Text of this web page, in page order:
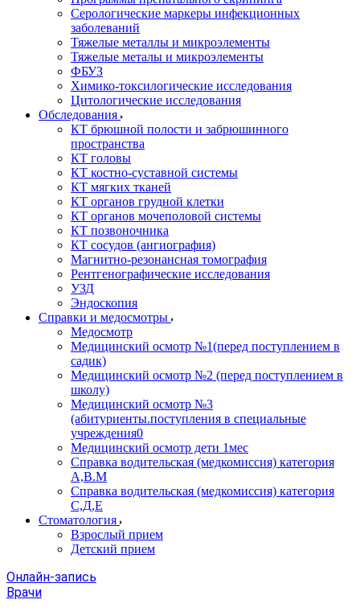
Серологические маркеры инфекционных
заболеваний
Тяжелые металлы и микроэлементы
Тяжелые металы и микроэлементы
ФБУЗ
Химико-токсилогические исследования
Цитологические исследования
Обследования
КТ брюшной полости и забрюшинного
пространства
КТ головы
КТ костно-суставной системы
КТ мягких тканей
КТ органов грудной клетки
КТ органов мочеполовой системы
КТ позвоночника
КТ сосудов (ангиография)
Магнитно-резонансная томография
Рентгенографические исследования
УЗД
Эндоскопия
Справки и медосмотры
Медосмотр
Медицинский осмотр №1(перед поступлением в
садик)
Медицинский осмотр №2 (перед поступлением в
школу)
Медицинский осмотр №3
(абитуриенты.поступления в специальные
учреждения0
Медицинский осмотр дети 1мес
Справка водительская (медкомиссия) категория
А,В.М
Справка водительская (медкомиссия) категория
С,Д,Е
Стоматология
Взрослый прием
Детский прием
Онлайн-запись
Врачи